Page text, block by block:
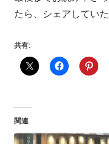
たら、シェアしてい
共有:
関連